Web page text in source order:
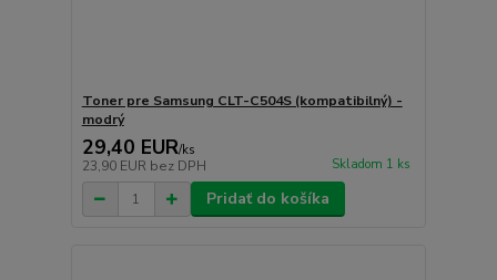
Toner pre Samsung CLT-C504S (kompatibilný) -
modrý
29,40 EUR/ks
23,90 EUR bez DPH Skladom 1 ks
Pridať do košíka